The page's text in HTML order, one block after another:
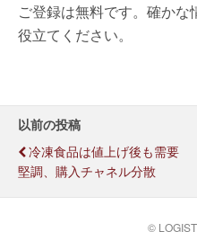
ご登録は無料です。確か
役立てください。
以前の投稿
冷凍食品は値上げ後も需要
堅調、購入チャネル分散
©